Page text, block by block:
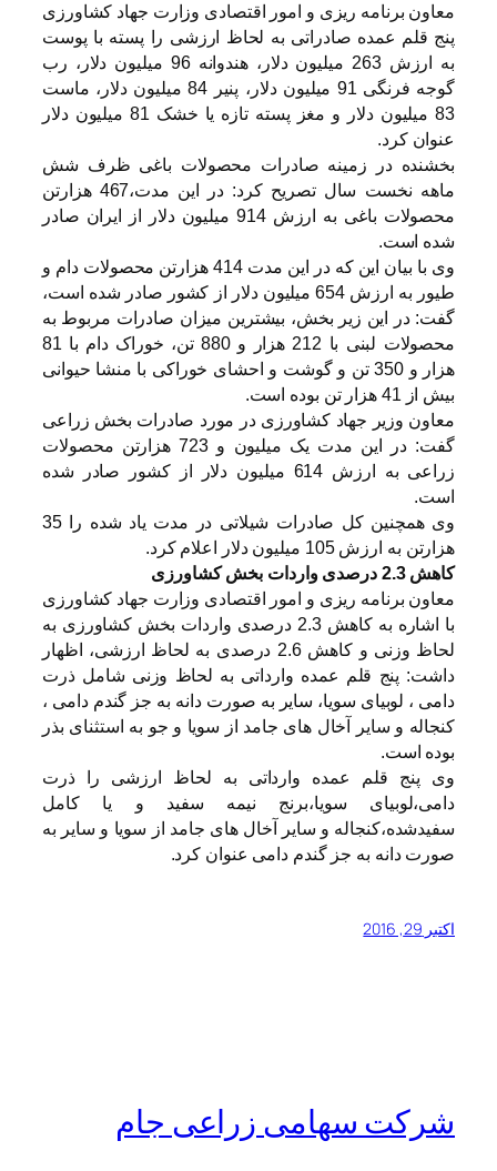
معاون برنامه ریزی و امور اقتصادی وزارت جهاد کشاورزی
پنج قلم عمده صادراتی به لحاظ ارزشی را پسته با پوست
به ارزش 263 میلیون دلار، هندوانه 96 میلیون دلار، رب
گوجه فرنگی 91 میلیون دلار، پنیر 84 میلیون دلار، ماست
83 میلیون دلار و مغز پسته تازه یا خشک 81 میلیون دلار
عنوان کرد.
بخشنده در زمینه صادرات محصولات باغی ظرف شش
ماهه نخست سال تصریح کرد: در این مدت،467 هزارتن
محصولات باغی به ارزش 914 میلیون دلار از ایران صادر
شده است.
وی با بیان این که در این مدت 414 هزارتن محصولات دام و
طیور به ارزش 654 میلیون دلار از کشور صادر شده است،
گفت: در این زیر بخش، بیشترین میزان صادرات مربوط به
محصولات لبنی با 212 هزار و 880 تن، خوراک دام با 81
هزار و 350 تن و گوشت و احشای خوراکی با منشا حیوانی
بیش از 41 هزار تن بوده است.
معاون وزیر جهاد کشاورزی در مورد صادرات بخش زراعی
گفت: در این مدت یک میلیون و 723 هزارتن محصولات
زراعی به ارزش 614 میلیون دلار از کشور صادر شده
است.
وی همچنین کل صادرات شیلاتی در مدت یاد شده را 35
هزارتن به ارزش 105 میلیون دلار اعلام کرد.
کاهش 2.3 درصدی واردات بخش کشاورزی
معاون برنامه ریزی و امور اقتصادی وزارت جهاد کشاورزی
با اشاره به کاهش 2.3 درصدی واردات بخش کشاورزی به
لحاظ وزنی و کاهش 2.6 درصدی به لحاظ ارزشی، اظهار
داشت: پنج قلم عمده وارداتی به لحاظ وزنی شامل ذرت
دامی ، لوبیای سویا، سایر به صورت دانه به جز گندم دامی ،
کنجاله و سایر آخال های جامد از سویا و جو به استثنای بذر
بوده است.
وی پنج قلم عمده وارداتی به لحاظ ارزشی را ذرت
دامی،لوبیای سویا،برنج نیمه سفید و یا کامل
سفیدشده،کنجاله و سایر آخال های جامد از سویا و سایر به
صورت دانه به جز گندم دامی عنوان کرد.
اکتبر 29, 2016
شرکت سهامی زراعی جام